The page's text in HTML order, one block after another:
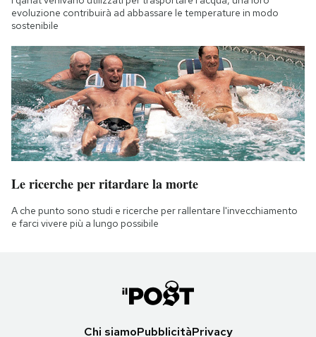
evoluzione contribuirà ad abbassare le temperature in modo
sostenibile
Le ricerche per ritardare la morte
A che punto sono studi e ricerche per rallentare l'invecchiamento
e farci vivere più a lungo possibile
Chi siamoPubblicitàPrivacy